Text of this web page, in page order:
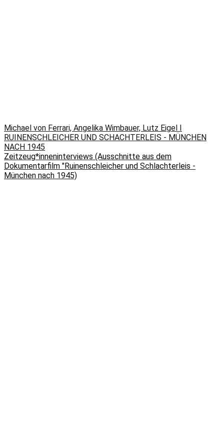
Michael von Ferrari, Angelika Wimbauer, Lutz Eigel I
RUINENSCHLEICHER UND SCHACHTERLEIS - MÜNCHEN
NACH 1945
Zeitzeug*inneninterviews (Ausschnitte aus dem
Dokumentarfilm "Ruinenschleicher und Schlachterleis -
München nach 1945)